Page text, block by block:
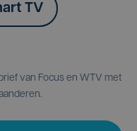
TV
van Focus en WTV met